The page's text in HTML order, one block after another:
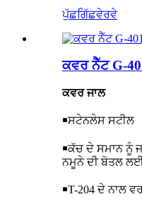
ਪੁੱਛਗਿੱਛਵੇਰਵੇ
ਕਵਰ ਨੈੱਟ G-
ਕਵਰ ਜਾਲ
￭ਸਟੇਨਲੇਸ ਸਟੀਲ
￭ਕੱਚ ਦੇ ਸਮਾਨ ਨੂੰ
ਨਮੂਨੇ ਦੀ ਬੋਤਲ
￭T-204 ਦੇ ਨਾਲ